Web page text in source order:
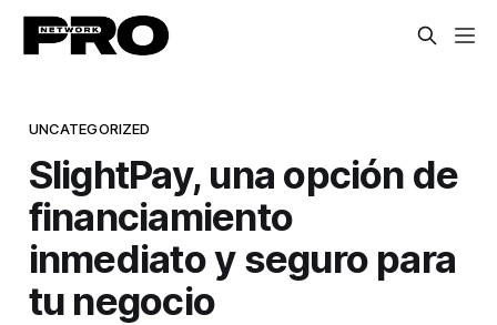
UNCATEGORIZED
SlightPay, una opción de
financiamiento
inmediato y seguro para
tu negocio